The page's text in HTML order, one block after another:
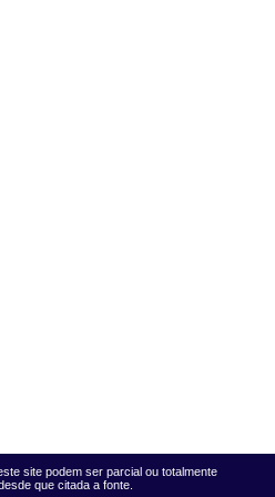
site podem ser parcial ou totalmente
que citada a fonte.